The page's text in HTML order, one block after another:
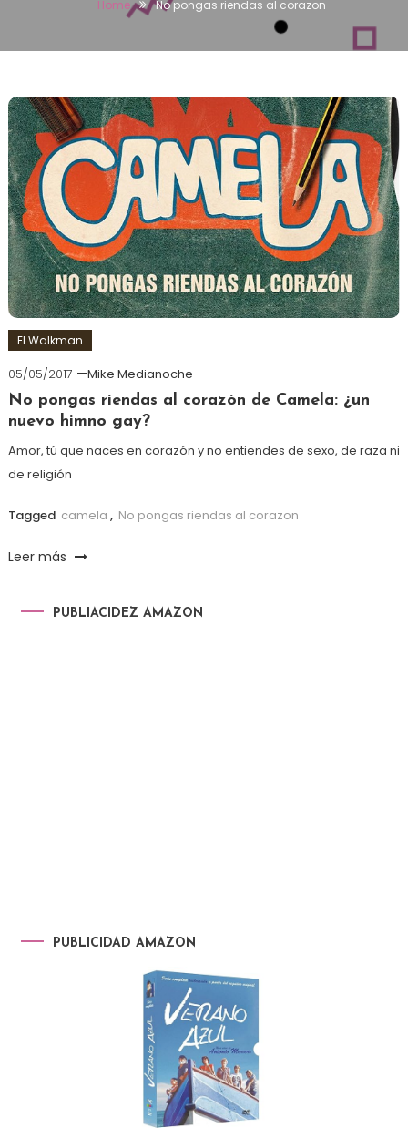
Home No pongas riendas al corazon
El Walkman
05/05/2017
Mike Medianoche
No pongas riendas al corazón de Camela: ¿un
nuevo himno gay?
Amor, tú que naces en corazón y no entiendes de sexo, de raza ni
de religión
Tagged camela , No pongas riendas al corazon
Leer más
PUBLIACIDEZ AMAZON
PUBLICIDAD AMAZON